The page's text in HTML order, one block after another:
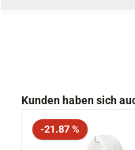
Produktgalerie
Kunden haben sich
Rabatt
-21.87 %